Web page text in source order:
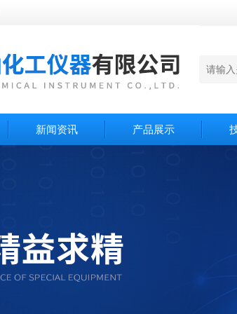
新闻资讯 产品展示